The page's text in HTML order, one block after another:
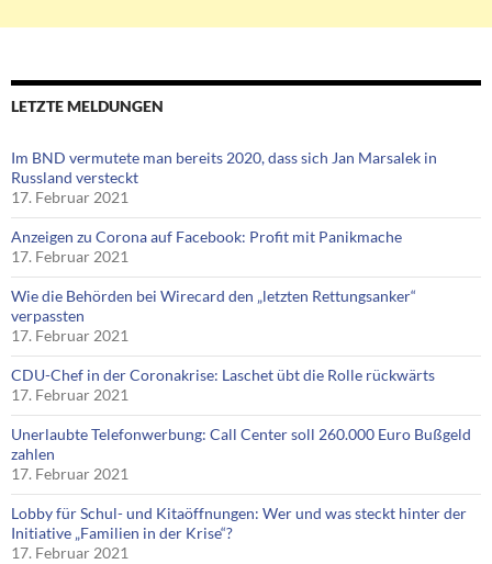
LETZTE MELDUNGEN
Im BND vermutete man bereits 2020, dass sich Jan Marsalek in
Russland versteckt
17. Februar 2021
Anzeigen zu Corona auf Facebook: Profit mit Panikmache
17. Februar 2021
Wie die Behörden bei Wirecard den „letzten Rettungsanker“
verpassten
17. Februar 2021
CDU-Chef in der Coronakrise: Laschet übt die Rolle rückwärts
17. Februar 2021
Unerlaubte Telefonwerbung: Call Center soll 260.000 Euro Bußgeld
zahlen
17. Februar 2021
Lobby für Schul- und Kitaöffnungen: Wer und was steckt hinter der
Initiative „Familien in der Krise“?
17. Februar 2021